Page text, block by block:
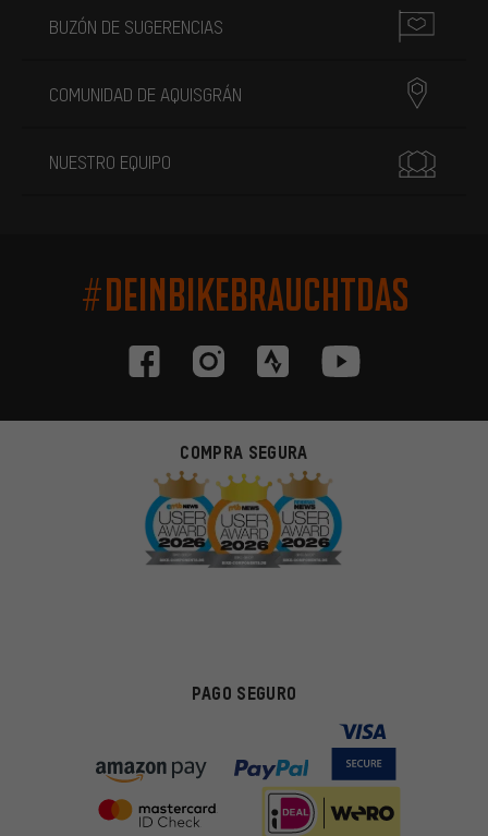
BUZÓN DE SUGERENCIAS
COMUNIDAD DE AQUISGRÁN
NUESTRO EQUIPO
#DEINBIKEBRAUCHTDAS
COMPRA SEGURA
PAGO SEGURO